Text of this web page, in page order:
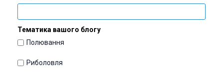
Тематика вашого блогу
Полювання
Риболовля